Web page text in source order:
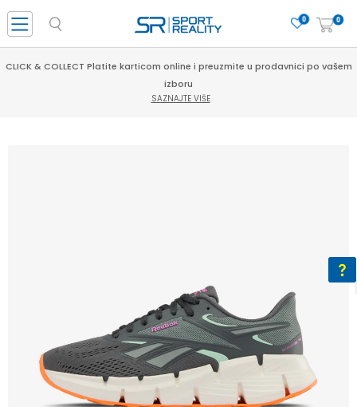
0
0
CLICK & COLLECT Platite karticom online i preuzmite u prodavnici po vašem
izboru
SAZNAJTE VIŠE